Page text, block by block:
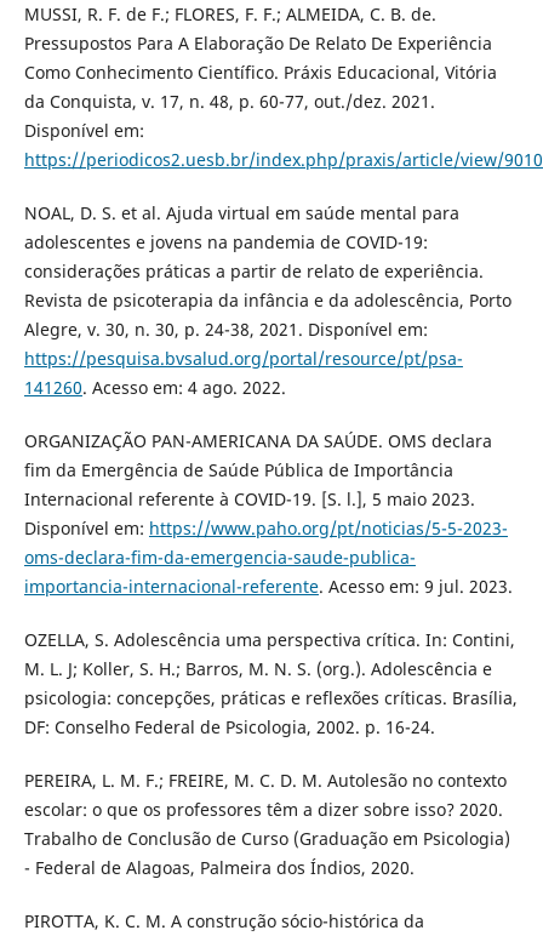
MUSSI, R. F. de F.; FLORES, F. F.; ALMEIDA, C. B. de.
Pressupostos Para A Elaboração De Relato De Experiência
Como Conhecimento Científico. Práxis Educacional, Vitória
da Conquista, v. 17, n. 48, p. 60-77, out./dez. 2021.
Disponível em:
https://periodicos2.uesb.br/index.php/praxis/article/view/9010
NOAL, D. S. et al. Ajuda virtual em saúde mental para
adolescentes e jovens na pandemia de COVID-19:
considerações práticas a partir de relato de experiência.
Revista de psicoterapia da infância e da adolescência, Porto
Alegre, v. 30, n. 30, p. 24-38, 2021. Disponível em:
https://pesquisa.bvsalud.org/portal/resource/pt/psa-
141260. Acesso em: 4 ago. 2022.
ORGANIZAÇÃO PAN-AMERICANA DA SAÚDE. OMS declara
fim da Emergência de Saúde Pública de Importância
Internacional referente à COVID-19. [S. l.], 5 maio 2023.
Disponível em: https://www.paho.org/pt/noticias/5-5-2023-
oms-declara-fim-da-emergencia-saude-publica-
importancia-internacional-referente. Acesso em: 9 jul. 2023.
OZELLA, S. Adolescência uma perspectiva crítica. In: Contini,
M. L. J; Koller, S. H.; Barros, M. N. S. (org.). Adolescência e
psicologia: concepções, práticas e reflexões críticas. Brasília,
DF: Conselho Federal de Psicologia, 2002. p. 16-24.
PEREIRA, L. M. F.; FREIRE, M. C. D. M. Autolesão no contexto
escolar: o que os professores têm a dizer sobre isso? 2020.
Trabalho de Conclusão de Curso (Graduação em Psicologia)
- Federal de Alagoas, Palmeira dos Índios, 2020.
PIROTTA, K. C. M. A construção sócio-histórica da